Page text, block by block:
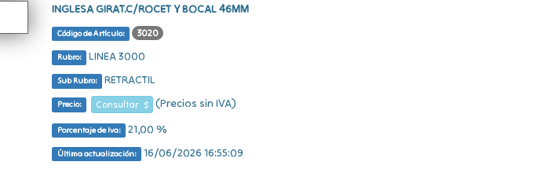
INGLESA GIRAT.C/ROCET Y BOCAL 46MM
Código de Artículo: 3020
Rubro: LINEA 3000
Sub Rubro: RETRACTIL
Precio: Consultar $ (Precios sin IVA)
Porcentaje de Iva: 21,00 %
Última actualización: 16/06/2026 16:55:09